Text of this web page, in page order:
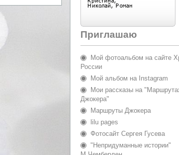
Приглашаю
Мой фотоальбом на сайте
России
Мой альбом на Instagram
Мои рассказы на
Джокера"
Маршруты Джокера
lilu pages
Фотосайт Сергея Гусева
"Непридуманные истории"